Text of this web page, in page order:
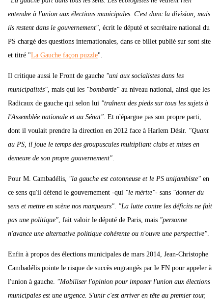
entendre à l'union aux élections municipales. C'est donc la division, mais
ils restent dans le gouvernement", écrit le député et secrétaire national du
PS chargé des questions internationales, dans ce billet publié sur sont site
et titré "La Gauche façon puzzle".
Il critique aussi le Front de gauche "uni aux socialistes dans les
municipalités", mais qui les "bombarde" au niveau national, ainsi que les
Radicaux de gauche qui selon lui "traînent des pieds sur tous les sujets à
l'Assemblée nationale et au Sénat". Et n'épargne pas son propre parti,
dont il voulait prendre la direction en 2012 face à Harlem Désir. "Quant
au PS, il joue le temps des groupuscules multipliant clubs et mises en
demeure de son propre gouvernement".
Pour M. Cambadélis, "la gauche est cotonneuse et le PS unijambiste" en
ce sens qu'il défend le gouvernement -qui "le mérite"- sans "donner du
sens et mettre en scène nos marqueurs". "La lutte contre les déficits ne fait
pas une politique", fait valoir le député de Paris, mais "personne
n'avance une alternative politique cohérente ou n'ouvre une perspective".
Enfin à propos des élections municipales de mars 2014, Jean-Christophe
Cambadélis pointe le risque de succès engrangés par le FN pour appeler à
l'union à gauche. "Mobiliser l'opinion pour imposer l'union aux élections
municipales est une urgence. S'unir c'est arriver en tête au premier tour,